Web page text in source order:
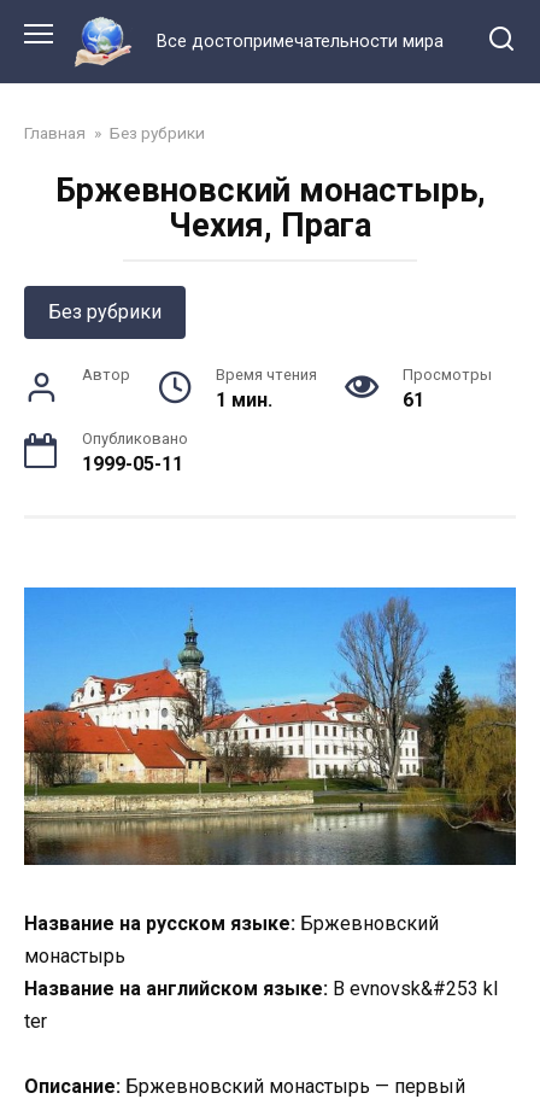
контенту
Все достопримечательности мира
Главная » Без рубрики
Бржевновский монастырь,
Чехия, Прага
Без рубрики
Автор Время чтения
1 мин.
Просмотры
61
Опубликовано
1999-05-11
Название на русском языке: Бржевновский
монастырь
Название на английском языке: B evnovsk&#253 kl
ter
Описание: Бржевновский монастырь — первый